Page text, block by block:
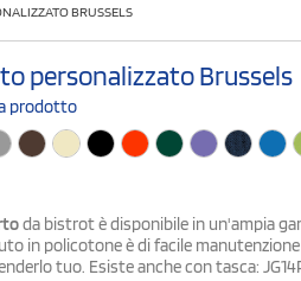
BRUSSELS
personalizzato Brussels
prodotto
da bistrot è disponibile in un'ampia
in policotone è di facile
tuo. Esiste anche con tasca: